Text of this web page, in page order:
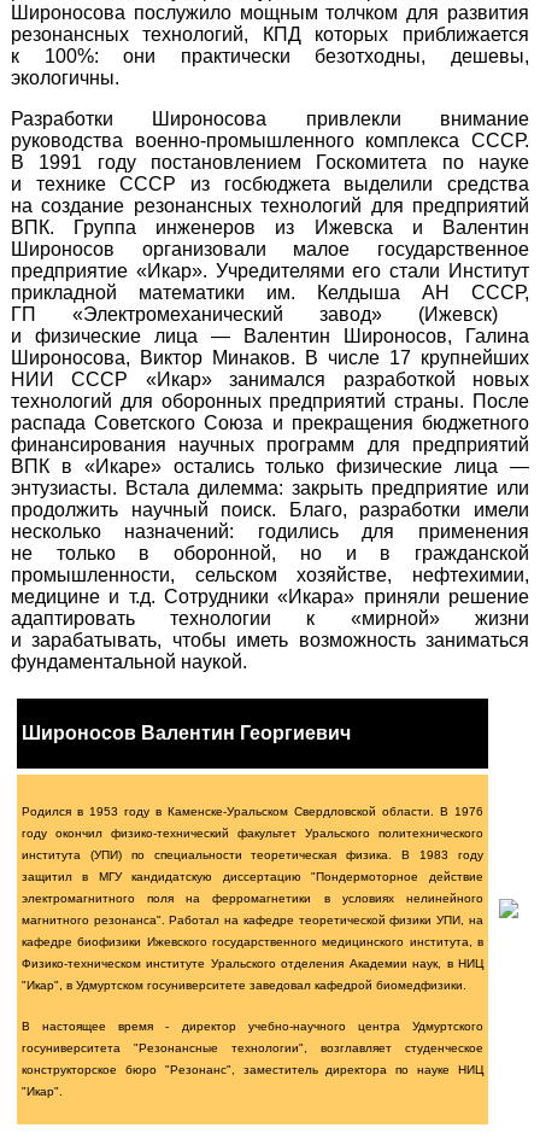
Широносова послужило мощным толчком для развития
резонансных технологий, КПД которых приближается
к 100%: они практически безотходны, дешевы,
экологичны.
Разработки Широносова привлекли внимание
руководства военно-промышленногокомплекса СССР.
В 1991 году постановлением Госкомитета по науке
и технике СССР из госбюджета выделили средства
на создание резонансных технологий для предприятий
ВПК. Группа инженеров из Ижевска и Валентин
Широносов организовали малое государственное
предприятие «Икар». Учредителями его стали Институт
прикладной математики им. Келдыша АН СССР,
ГП «Электромеханический завод» (Ижевск)
и физические лица — Валентин Широносов,
Галина
Широносова, Виктор Минаков. В числе 17 крупнейших
НИИ СССР «Икар» занимался разработкой новых
технологий для оборонных предприятий страны. После
распада Советского Союза и прекращения бюджетного
финансирования научных программ для предприятий
ВПК в «Икаре» остались только физические лица —
энтузиасты. Встала дилемма: закрыть предприятие или
продолжить научный поиск. Благо, разработки имели
несколько назначений: годились для применения
не только в оборонной, но и в гражданской
промышленности, сельском хозяйстве, нефтехимии,
медицине и т.д. Сотрудники «Икара» приняли решение
адаптировать технологии к «мирной» жизни
и зарабатывать, чтобы иметь возможность заниматься
фундаментальной наукой.
Широносов Валентин Георгиевич
Родился в 1953 году в Каменске-Уральском Свердловской области. В 1976
году окончил физико-технический факультет Уральского политехнического
института (УПИ) по специальности теоретическая физика. В 1983 году
защитил в МГУ кандидатскую диссертацию "Пондермоторное действие
электромагнитного поля на ферромагнетики в условиях нелинейного
магнитного резонанса". Работал на кафедре теоретической физики УПИ, на
кафедре биофизики Ижевского государственного медицинского института, в
Физико-техническом институте Уральского отделения Академии наук, в НИЦ
"Икар", в Удмуртском госуниверситете заведовал кафедрой биомедфизики.
В настоящее время - директор учебно-научного центра Удмуртского
госуниверситета "Резонансные технологии", возглавляет студенческое
конструкторское бюро "Резонанс", заместитель директора по науке НИЦ
"Икар".